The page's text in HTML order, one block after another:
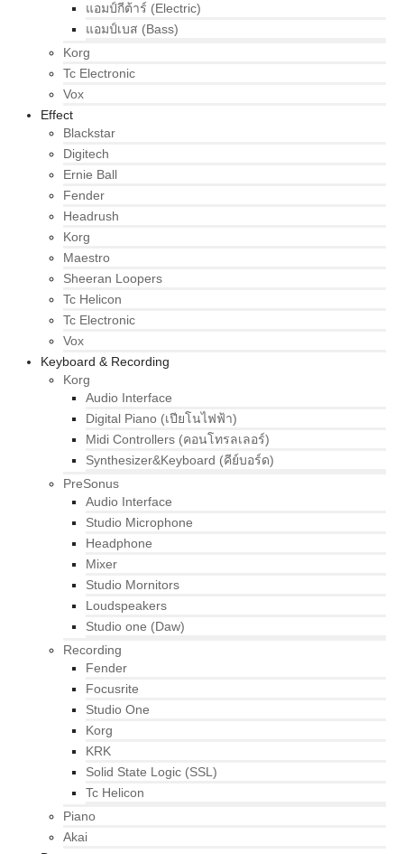
แอมป์กีต้าร์ (Electric)
แอมป์เบส (Bass)
Korg
Tc Electronic
Vox
Effect
Blackstar
Digitech
Ernie Ball
Fender
Headrush
Korg
Maestro
Sheeran Loopers
Tc Helicon
Tc Electronic
Vox
Keyboard & Recording
Korg
Audio Interface
Digital Piano (เปียโนไฟฟ้า)
Midi Controllers (คอนโทรลเลอร์)
Synthesizer&Keyboard (คีย์บอร์ด)
PreSonus
Audio Interface
Studio Microphone
Headphone
Mixer
Studio Mornitors
Loudspeakers
Studio one (Daw)
Recording
Fender
Focusrite
Studio One
Korg
KRK
Solid State Logic (SSL)
Tc Helicon
Piano
Akai